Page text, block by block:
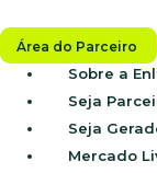
Área do Parceiro
Sobre a
Seja
Seja
Mercado